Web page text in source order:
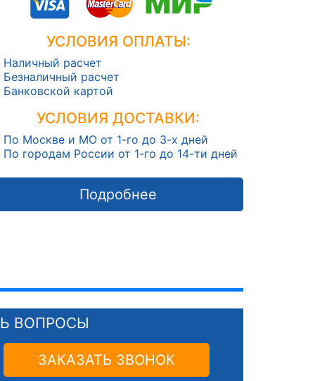
УСЛОВИЯ ОПЛАТЫ:
Наличный расчет
Безналичный расчет
Банковской картой
УСЛОВИЯ ДОСТАВКИ:
По Москве и МО от 1-го до 3-х дней
По городам России от 1-го до 14-ти дней
Подробнее
ВОПРОСЫ
ЗАКАЗАТЬ ЗВОНОК